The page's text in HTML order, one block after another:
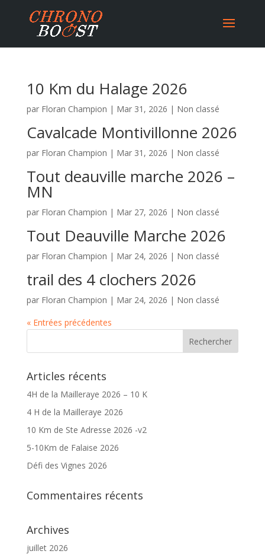
10 Km du Halage 2026
par Floran Champion | Mar 31, 2026 | Non classé
Cavalcade Montivillonne 2026
par Floran Champion | Mar 31, 2026 | Non classé
Tout deauville marche 2026 –
MN
par Floran Champion | Mar 27, 2026 | Non classé
Tout Deauville Marche 2026
par Floran Champion | Mar 24, 2026 | Non classé
trail des 4 clochers 2026
par Floran Champion | Mar 24, 2026 | Non classé
« Entrées précédentes
Articles récents
4H de la Mailleraye 2026 – 10 K
4 H de la Mailleraye 2026
10 Km de Ste Adresse 2026 -v2
5-10Km de Falaise 2026
Défi des Vignes 2026
Commentaires récents
Archives
juillet 2026